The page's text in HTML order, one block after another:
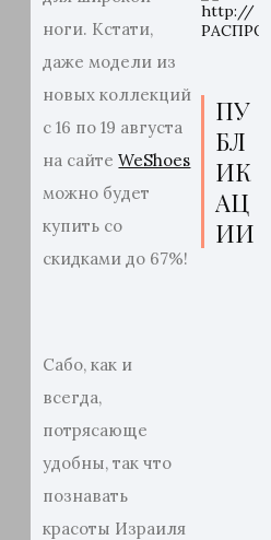
ноги. Кстати,
даже модели из
новых коллекций
с 16 по 19 августа
на сайтеWeShoes
можно будет
купить со
скидками до 67%!
Сабо, как и
всегда,
потрясающе
удобны, так что
познавать
красоты Израиля
ПУ
БЛ
ИК
АЦ
ИИ